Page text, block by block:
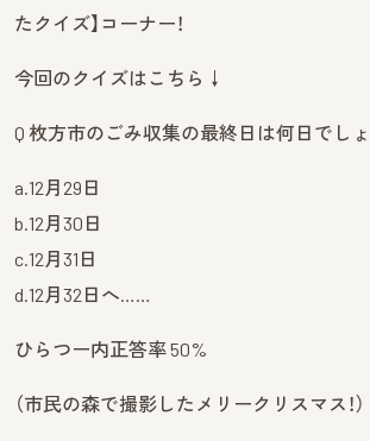
たクイズ】コーナー！
今回のクイズはこちら↓
Q 枚方市のごみ収集の最終日は何日でしょ
a.12月29日
b.12月30日
c.12月31日
d.12月32日へ……
ひらつー内正答率 50%
（市民の森で撮影したメリークリスマス！）